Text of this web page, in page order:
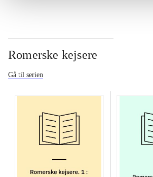
Romerske kejsere
Gå til serien